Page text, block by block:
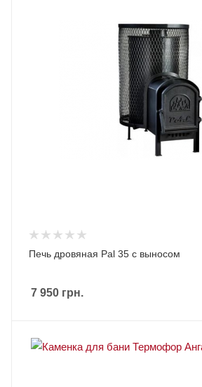
Печь дровяная Pal 35 с выносом
7 950 грн.